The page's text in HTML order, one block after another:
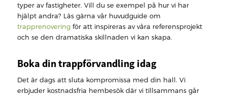
typer av fastigheter. Vill du se exempel på hur vi har
hjälpt andra? Läs gärna vår huvudguide om
trapprenoveringför att inspireras av våra referensprojekt
och se den dramatiska skillnaden vi kan skapa.
Boka din trappförvandling idag
Det är dags att sluta kompromissa med din hall. Vi
erbjuder kostnadsfria hembesök där vi tillsammans går